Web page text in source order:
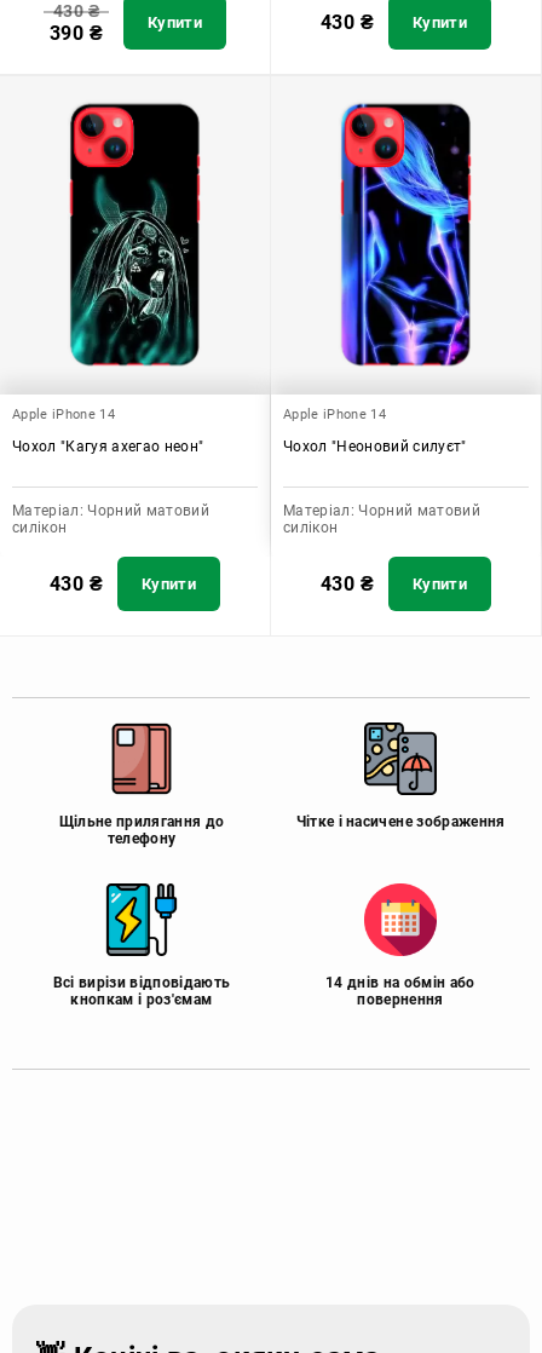
430₴
390 ₴ Купити 430 ₴ Купити
Apple iPhone 14
Чохол "Кагуя ахегао неон"
Матеріал: Чорний матовий
силікон
430 ₴ Купити
Apple iPhone 14
Чохол "Неоновий силуєт"
Матеріал: Чорний матовий
силікон
430 ₴ Купити
Щільне прилягання до
телефону
Чітке і насичене зображення
Всі вирізи відповідають
кнопкам і роз'ємам
14 днів на обмін або
повернення